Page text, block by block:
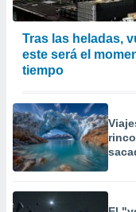
Tras las heladas,
este será el
tiempo